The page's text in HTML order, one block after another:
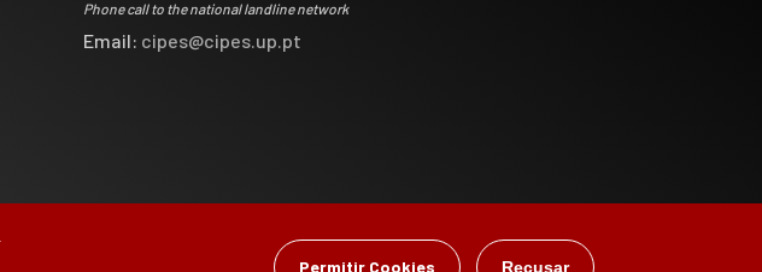
Phone call to the national landline network
Email: cipes@cipes.up.pt
Permitir Cookies
Recusar